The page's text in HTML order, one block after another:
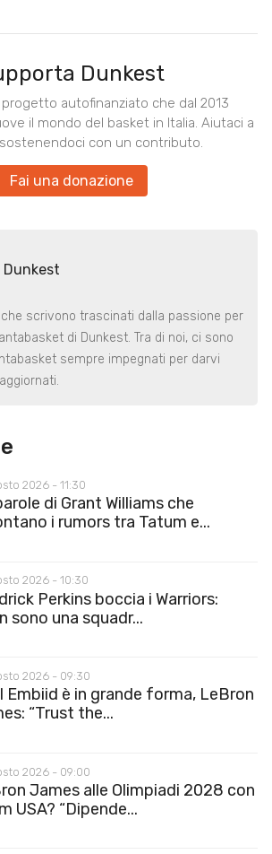
Dunkest
autofinanziato che dal 2013
il mondo del basket in Italia. Aiutaci a
con un contributo.
Fai una donazione
Dunkest
scrivono trascinati dalla passione per
di Dunkest. Tra di noi, ci sono
sempre impegnati per darvi
2026 - 11:30
di Grant Williams che
i rumors tra Tatum e...
2026 - 10:30
Perkins boccia i Warriors:
sono una squadr...
2026 - 09:30
Embiid è in grande forma, LeBron
“Trust the...
2026 - 09:00
James alle Olimpiadi 2028 con
USA? “Dipende...